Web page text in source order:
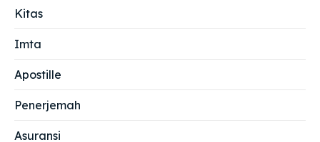
Kitas
Imta
Apostille
Penerjemah
Asuransi